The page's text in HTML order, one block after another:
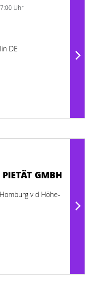
Uhr
DE
GMBH
v d Höhe-